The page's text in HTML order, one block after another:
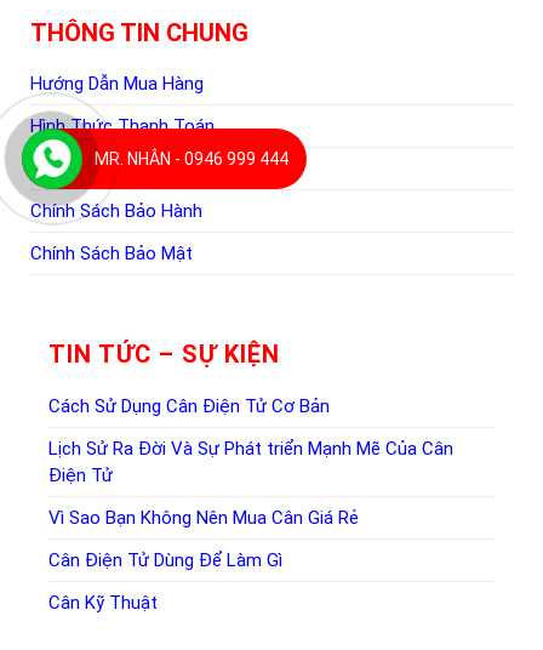
THÔNG TIN CHUNG
Hướng Dẫn Mua Hàng
Hình Thức Thanh Toán
Quy Định Giao Nhận Hàng
Chính Sách Bảo Hành
Chính Sách Bảo Mật
TIN TỨC – SỰ KIỆN
Cách Sử Dụng Cân Điện Tử Cơ Bản
Lịch Sử Ra Đời Và Sự Phát triển Mạnh Mẽ Của Cân
Điện Tử
Vì Sao Bạn Không Nên Mua Cân Giá Rẻ
Cân Điện Tử Dùng Để Làm Gì
Cân Kỹ Thuật
MR. NHÂN - 0946 999 444